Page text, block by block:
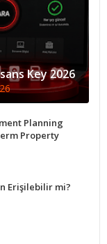
Key 2026
Planning
Property
Erişilebilir mi?